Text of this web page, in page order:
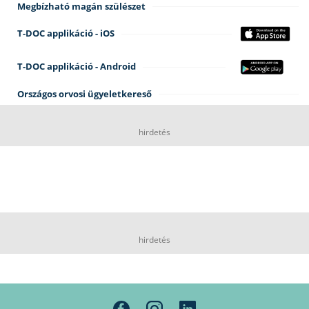
Megbízható magán szülészet
T-DOC applikáció - iOS
T-DOC applikáció - Android
Országos orvosi ügyeletkereső
hirdetés
hirdetés